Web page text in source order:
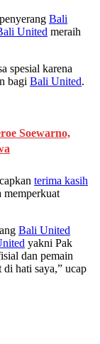
Bali
United meraih
spesial karena
bagi Bali United.
Soewarno,
terima kasih
memperkuat
Bali United
yakni Pak
dan pemain
di hati saya,” ucap